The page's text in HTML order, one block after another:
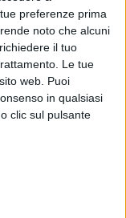
preferenze prima
noto che alcuni
il tuo
Le tue
web. Puoi
in qualsiasi
clic sul pulsante
così come sono
quotidiana
cura e alla
familiari
all'assistenza e